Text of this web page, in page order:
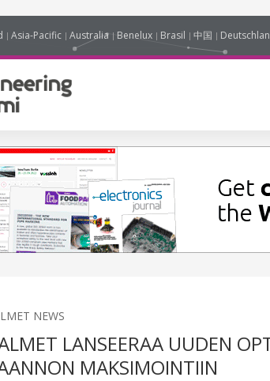
Asia-Pacific Australia Benelux Brasil 中国
NEWS
LANSEERAA UUDEN
MAKSIMOINTIIN